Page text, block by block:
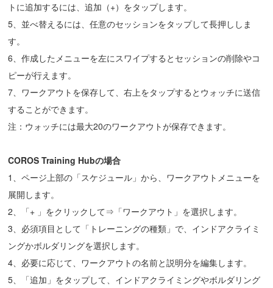
トに追加するには、追加（+）をタップします。
5、並べ替えるには、任意のセッションをタップして長押ししま
す。
6、作成したメニューを左にスワイプするとセッションの削除やコ
ピーが行えます。
7、ワークアウトを保存して、右上をタップするとウォッチに送信
することができます。
注：ウォッチには最大20のワークアウトが保存できます。
COROS Training Hubの場合
1、ページ上部の「スケジュール」から、ワークアウトメニューを
展開します。
2、「+ 」をクリックして⇒「ワークアウト」を選択します。
3、必須項目として「トレーニングの種類」で、インドアクライミ
ングかボルダリングを選択します。
4、必要に応じて、ワークアウトの名前と説明分を編集します。
5、「追加」をタップして、インドアクライミングやボルダリング